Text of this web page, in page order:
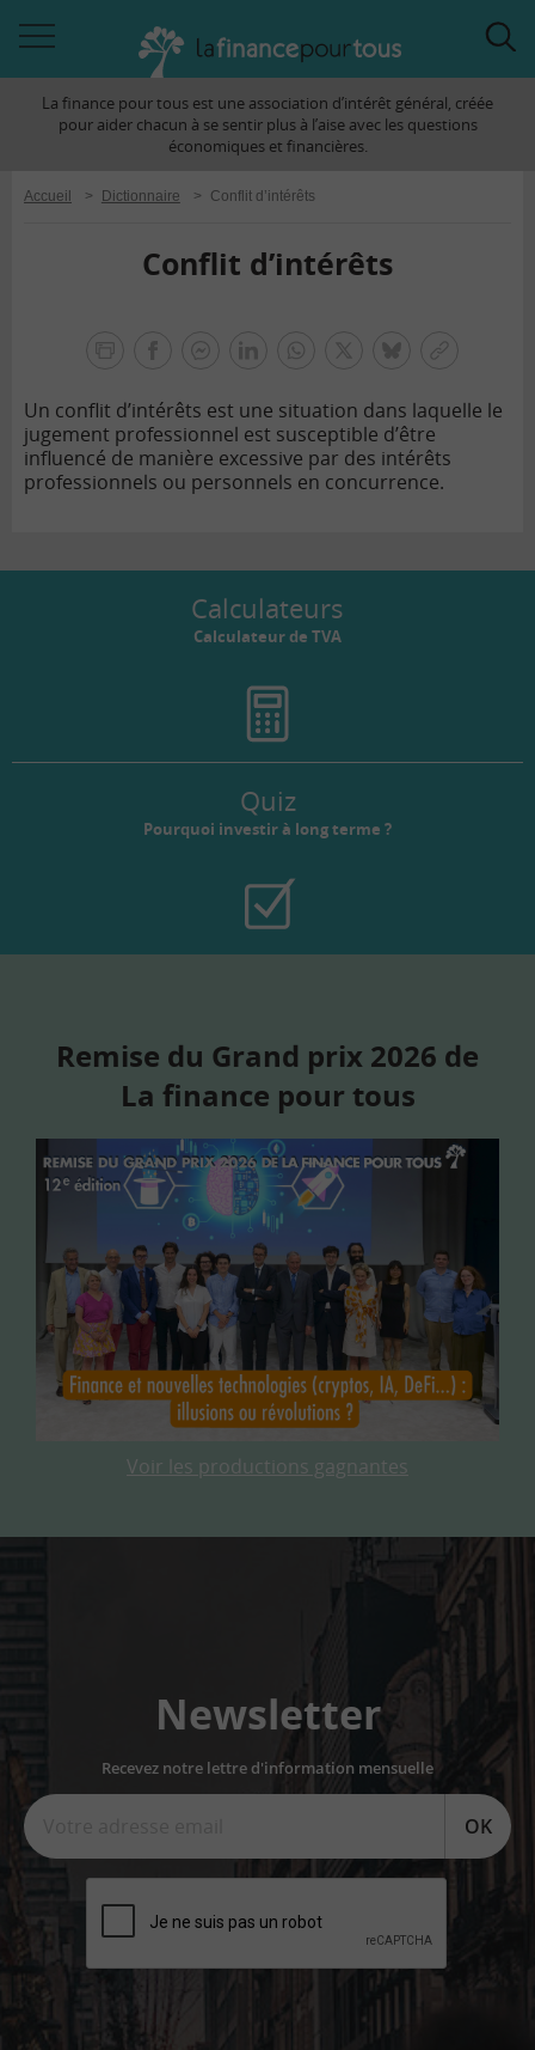
àLa finance pour tous est une association d’intérêt général, créée
pour aider chacun à se sentir plus à l’aise avec les questions
économiques et financières.
Accueil > Dictionnaire > Conflit d’intérêts
Conflit d’intérêts
lien
Un conflit d’intérêts est une situation dans laquelle le
jugement professionnel est susceptible d’être
influencé de manière excessive par des intérêts
professionnels ou personnels en concurrence.
Calculateurs
Calculateur de TVA
Quiz
Pourquoi investir à long terme ?
Remise du Grand prix 2026 de
La finance pour tous
Voir les productions gagnantes
Newsletter
Recevez notre lettre d'information mensuelle
OK